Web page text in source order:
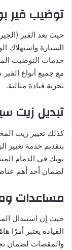
توضيب قير
حيث يعد القير
السيارة واستهلاك
خدمات التوضيب
مع جميع أنواع
تجربة قيادة مثالية.
تبديل زيت
كذلك تغيير زيت
بتقديم خدمة
بويك في الدمام
لضمان أحد أهم
مساعدات
حيث إن استبدال
القيادة يعتبر
والمقصات لضمان